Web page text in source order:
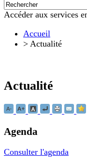
Accéder aux services
Accueil
> Actualité
Actualité
Agenda
Consulter l'agenda